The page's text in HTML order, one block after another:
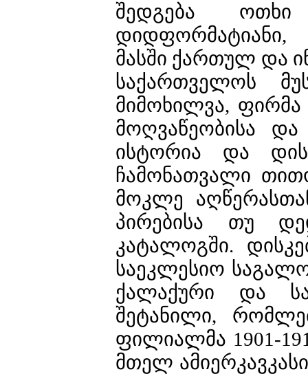
შედგება
დიდფორმატიანი,
მასში ქართულ და
საქართველოს
მიმოხილვა,
მოღვაწეობისა და
ისტორია და
ჩამონათვალი
მოკლე
პირებისა თუ
კატალოგში.
საეკლესიო
ქალაქური და
შეტანილი,
ფილიალმა 1901-
მთელ